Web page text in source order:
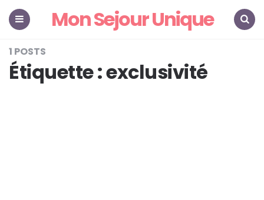
Mon Sejour Unique
1 POSTS
Étiquette :exclusivité